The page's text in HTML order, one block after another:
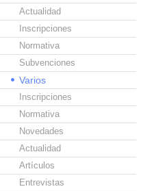
Actualidad
Inscripciones
Normativa
Subvenciones
Varios
Inscripciones
Normativa
Novedades
Actualidad
Artículos
Entrevistas